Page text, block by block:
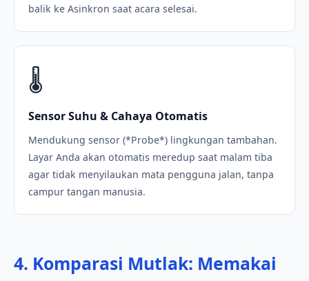
balik ke Asinkron saat acara selesai.
🌡️
Sensor Suhu & Cahaya Otomatis
Mendukung sensor (*Probe*) lingkungan tambahan.
Layar Anda akan otomatis meredup saat malam tiba
agar tidak menyilaukan mata pengguna jalan, tanpa
campur tangan manusia.
4. Komparasi Mutlak: Memakai